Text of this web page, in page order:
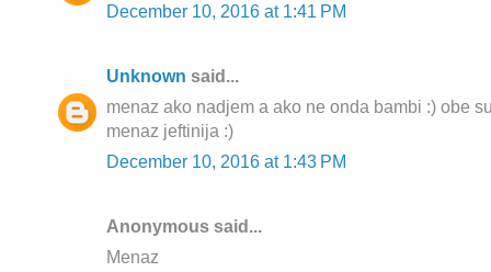
December 10, 2016 at 1:41 PM
Unknown said...
menaz ako nadjem a ako ne onda bambi :) obe
menaz jeftinija :)
December 10, 2016 at 1:43 PM
Anonymous said...
Menaz